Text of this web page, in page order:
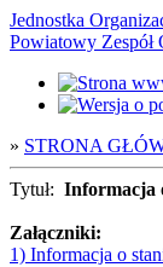
Jednostka
Powiatowy Zespół
» STRONA
Tytuł: Informacja
Załączniki:
1) Informacja o